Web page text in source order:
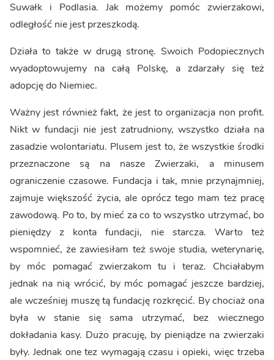
Suwałk i Podlasia. Jak możemy pomóc zwierzakowi,
odległość nie jest przeszkodą.
Działa to także w drugą stronę. Swoich Podopiecznych
wyadoptowujemy na całą Polskę, a zdarzały się też
adopcję do Niemiec.
Ważny jest również fakt, że jest to organizacja non profit.
Nikt w fundacji nie jest zatrudniony, wszystko działa na
zasadzie wolontariatu. Plusem jest to, że wszystkie środki
przeznaczone są na nasze Zwierzaki, a minusem
ograniczenie czasowe. Fundacja i tak, mnie przynajmniej,
zajmuje większość życia, ale oprócz tego mam też pracę
zawodową. Po to, by mieć za co to wszystko utrzymać, bo
pieniędzy z konta fundacji, nie starcza. Warto też
wspomnieć, że zawiesiłam też swoje studia, weterynarię,
by móc pomagać zwierzakom tu i teraz. Chciałabym
jednak na nią wrócić, by móc pomagać jeszcze bardziej,
ale wcześniej muszę tą fundację rozkręcić. By chociaż ona
była w stanie się sama utrzymać, bez wiecznego
dokładania kasy. Dużo pracuję, by pieniądze na zwierzaki
były. Jednak one tez wymagają czasu i opieki, więc trzeba